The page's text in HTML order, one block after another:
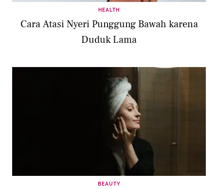
HEALTH
Cara Atasi Nyeri Punggung Bawah karena
Duduk Lama
BEAUTY